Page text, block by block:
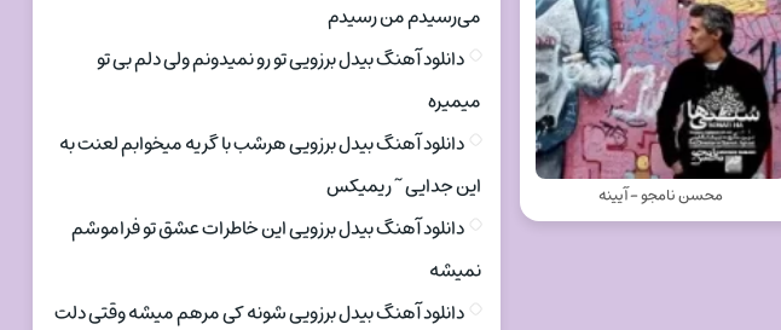
محسن نامجو - آیینه
می‌رسیدم من رسیدم
دانلود آهنگ بیدل برزویی تو رو نمیدونم ولی دلم بی تو
میمیره
دانلود آهنگ بیدل برزویی هرشب با گریه میخوابم لعنت به
این جدایی ~ ریمیکس
دانلود آهنگ بیدل برزویی این خاطرات عشق تو فراموشم
نمیشه
دانلود آهنگ بیدل برزویی شونه کی مرهم میشه وقتی دلت